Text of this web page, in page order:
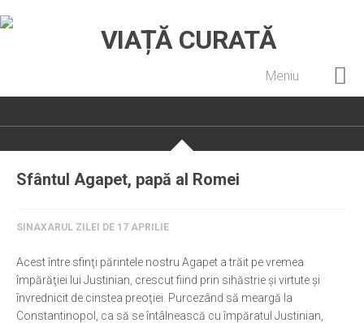
Meniu
Pateric Atonit
Cenaclu creștin
Noi și Biserica
Rânduieli liturgice
Sfântul Agapet, papă al Romei
SINAXARUL ZILEI DE 17 APRILIE
Acest între sfinţi părintele nostru Agapet a trăit pe vremea
împărăţiei lui Justinian, crescut fiind prin sihăstrie şi virtute şi
învrednicit de cinstea preoţiei. Purcezând să meargă la
Constantinopol, ca să se întâlnească cu împăratul Justinian,